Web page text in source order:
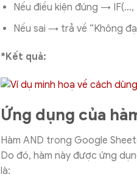
Nếu điều kiện đúng →
Nếu sai → trả về “Không
*Kết quả:
Ứng dụng của
Hàm AND trong Google
Do đó, hàm này được ứng
là: